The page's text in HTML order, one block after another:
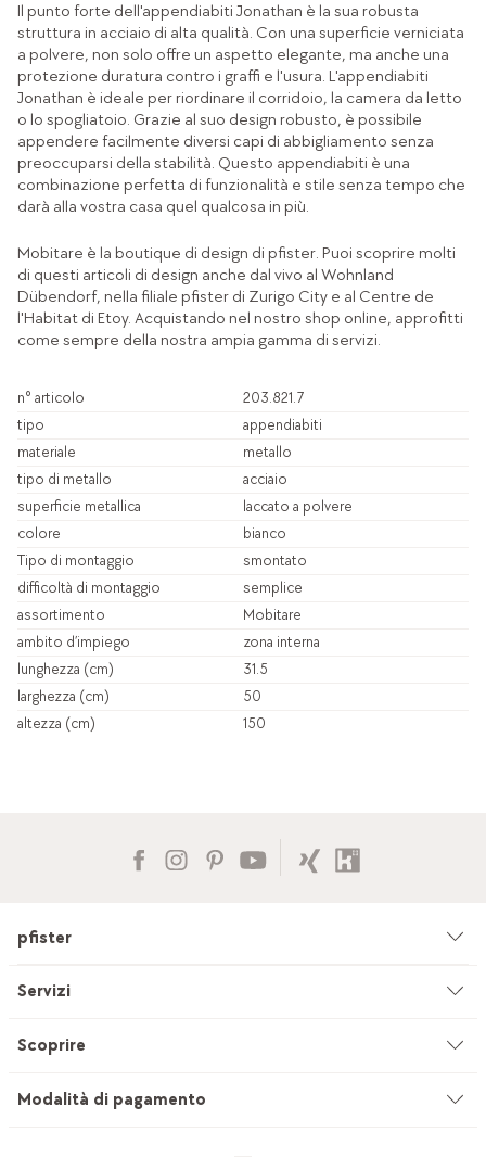
Il punto forte dell'appendiabiti Jonathan è la sua robusta
struttura in acciaio di alta qualità. Con una superficie verniciata
a polvere, non solo offre un aspetto elegante, ma anche una
protezione duratura contro i graffi e l'usura. L'appendiabiti
Jonathan è ideale per riordinare il corridoio, la camera da letto
o lo spogliatoio. Grazie al suo design robusto, è possibile
appendere facilmente diversi capi di abbigliamento senza
preoccuparsi della stabilità. Questo appendiabiti è una
combinazione perfetta di funzionalità e stile senza tempo che
darà alla vostra casa quel qualcosa in più.
Mobitare è la boutique di design di pfister. Puoi scoprire molti
di questi articoli di design anche dal vivo al Wohnland
Dübendorf, nella filiale pfister di Zurigo City e al Centre de
l'Habitat di Etoy. Acquistando nel nostro shop online, approfitti
come sempre della nostra ampia gamma di servizi.
n° articolo
203.821.7
tipo
appendiabiti
materiale
metallo
tipo di metallo
acciaio
superficie metallica
laccato a polvere
colore
bianco
Tipo di montaggio
smontato
difficoltà di montaggio
semplice
assortimento
Mobitare
ambito d’impiego
zona interna
lunghezza (cm)
31.5
larghezza (cm)
50
altezza (cm)
150
pfister
Azienda
Servizi
Consulenza
Scoprire
Studio di cucine
Modalità di pagamento